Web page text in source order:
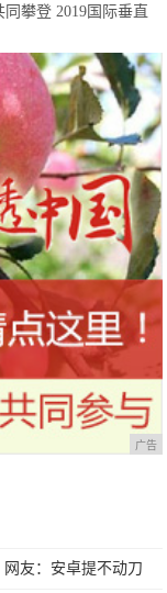
同攀登 2019国际垂直
广告
友：安卓提不动刀